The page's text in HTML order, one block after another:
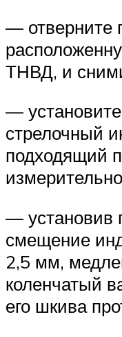
— отверните
ТНВД, и
—
стрелочный
подходящий
— установив
смещение
2,5 мм,
коленчатый
его шкива